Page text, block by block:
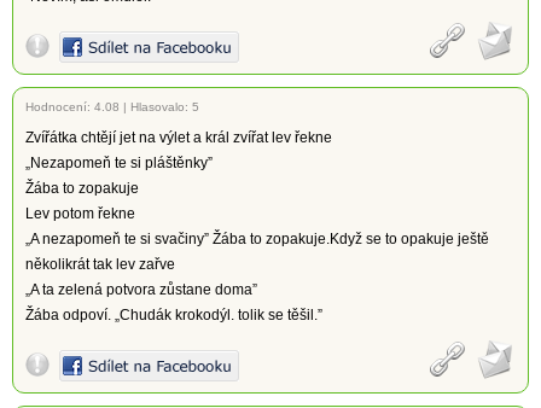
Hodnocení: 4.08 | Hlasovalo: 5
Zvířátka chtějí jet na výlet a král zvířat lev řekne
„Nezapomeň te si pláštěnky”
Žába to zopakuje
Lev potom řekne
„A nezapomeň te si svačiny” Žába to zopakuje.Když se to opakuje ještě
několikrát tak lev zařve
„A ta zelená potvora zůstane doma”
Žába odpoví. „Chudák krokodýl. tolik se těšil.”